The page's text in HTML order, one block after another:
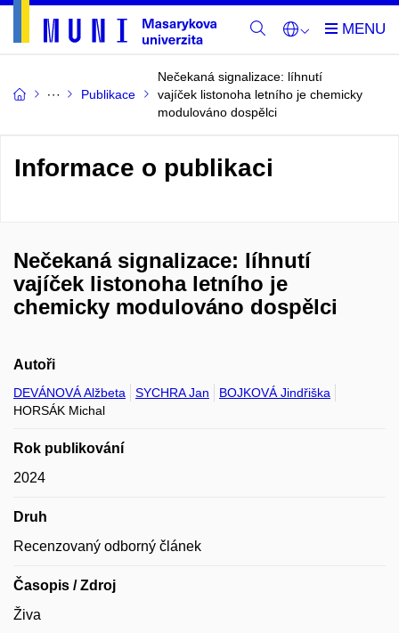
Publikace
Nečekaná signalizace: líhnutí
vajíček listonoha letního je chemicky
modulováno dospělci
Informace o publikaci
Nečekaná signalizace: líhnutí
vajíček listonoha letního je
chemicky modulováno dospělci
Autoři
DEVÁNOVÁ Alžbeta SYCHRA Jan
BOJKOVÁ Jindřiška
HORSÁK Michal
Rok publikování
2024
Druh
Recenzovaný odborný článek
Časopis / Zdroj
Živa